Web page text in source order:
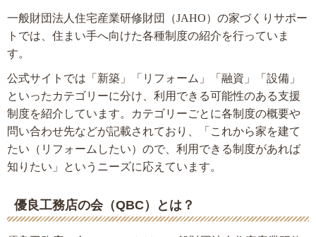
一般財団法人住宅産業研修財団（JAHO）の家づくりサポー
トでは、住まい手へ向けた各種制度の紹介を行っていま
す。
公式サイトでは「新築」「リフォーム」「融資」「設備」
といったカテゴリーに分け、利用できる可能性のある支援
制度を紹介しています。カテゴリーごとに各制度の概要や
問い合わせ先などが記載されており、「これから家を建て
たい（リフォームしたい）ので、利用できる制度があれば
知りたい」というニーズに応えています。
優良工務店の会（QBC）とは？